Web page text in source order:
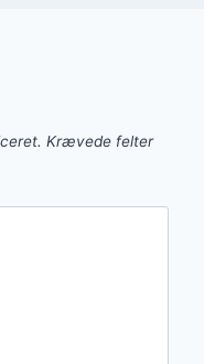
Krævede felter